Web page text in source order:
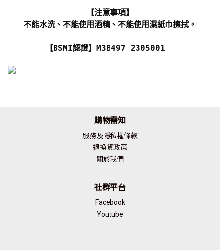
【注意事項】
不能水洗、不能使用酒精、不能使用濕紙巾擦拭。
【BSMI認證】M3B497 2305001
購物需知
服務及隱私權條款
退換貨政策
關於我們
社群平台
Facebook
Youtube